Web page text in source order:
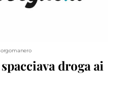
droga ai